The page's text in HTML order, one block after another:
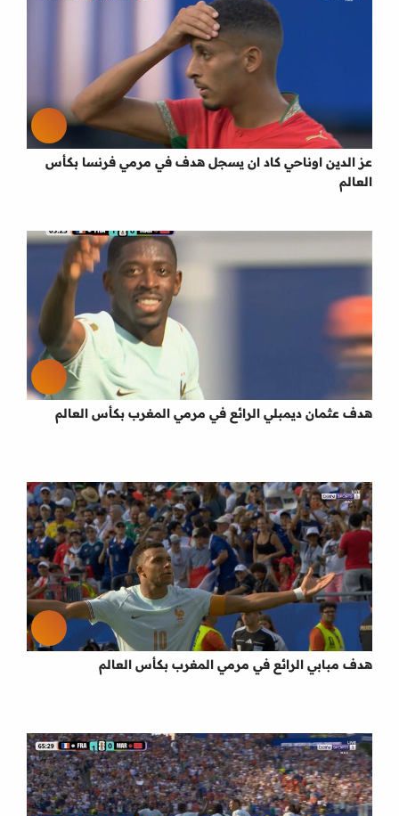
عز الدين اوناحي كاد ان يسجل هدف في مرمي فرنسا بكأس
العالم
هدف عثمان ديمبلي الرائع في مرمي المغرب بكأس العالم
هدف مبابي الرائع في مرمي المغرب بكأس العالم